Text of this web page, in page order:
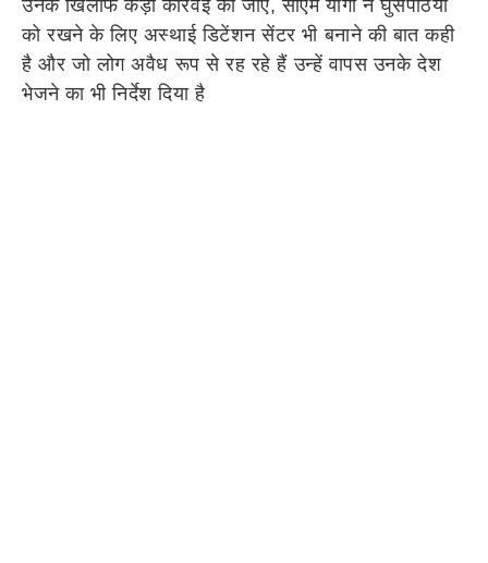
उनके खिलाफ कड़ी कार्रवई की जाए, सीएम योगी ने घुसपैठियों
को रखने के लिए अस्थाई डिटेंशन सेंटर भी बनाने की बात कही
है और जो लोग अवैध रूप से रह रहे हैं उन्हें वापस उनके देश
भेजने का भी निर्देश दिया है